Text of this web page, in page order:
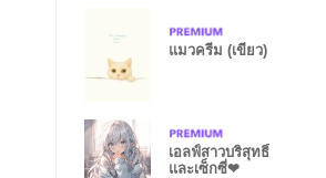
แมวครีม (เขียว)
เอลฟ์สาวบริสุทธิ์
และเซ็กซี่❤